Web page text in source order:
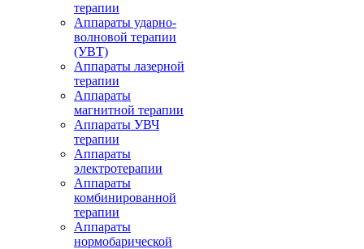
терапии
Аппараты ударно-
волновой терапии
(УВТ)
Аппараты лазерной
терапии
Аппараты
магнитной терапии
Аппараты УВЧ
терапии
Аппараты
электротерапии
Аппараты
комбинированной
терапии
Аппараты
нормобарической